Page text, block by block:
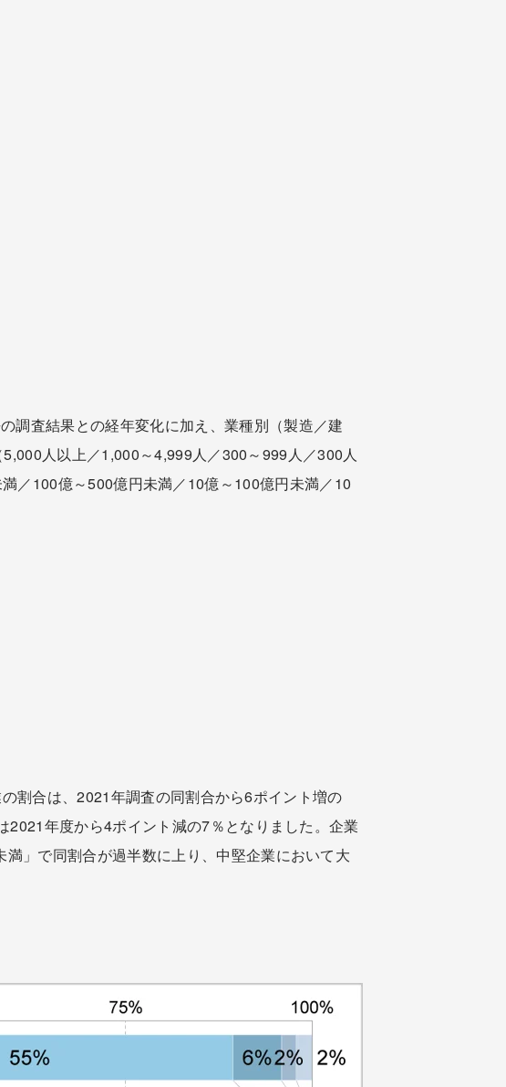
調査結果との経年変化に加え、業種別（製造／建
人以上／1,000～4,999人／300～999人／300人
／100億～500億円未満／10億～100億円未満／10
割合は、2021年調査の同割合から6ポイント増の
年度から4ポイント減の7％となりました。企業
」で同割合が過半数に上り、中堅企業において大